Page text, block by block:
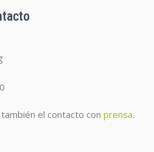
el contacto con prensa.